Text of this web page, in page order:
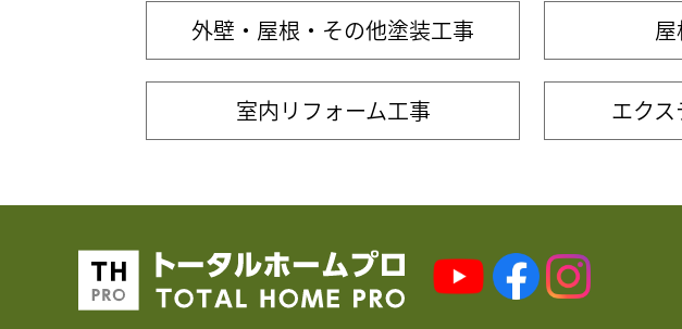
外壁・屋根・その他塗装工事
室内リフォーム工事 エク